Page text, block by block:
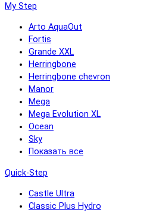
My Step
Arto AquaOut
Fortis
Grande XXL
Herringbone
Herringbone chevron
Manor
Mega
Mega Evolution XL
Ocean
Sky
Показать все
Quick-Step
Castle Ultra
Classic Plus Hydro